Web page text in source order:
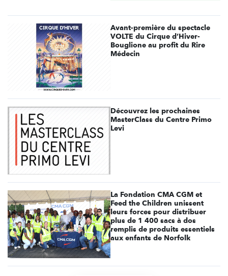
Avant-première du spectacle
VOLTE du Cirque d’Hiver-
Bouglione au profit du Rire
Médecin
Découvrez les prochaines
MasterClass du Centre Primo
Levi
La Fondation CMA CGM et
Feed the Children unissent
leurs forces pour distribuer
plus de 1 400 sacs à dos
remplis de produits essentiels
aux enfants de Norfolk